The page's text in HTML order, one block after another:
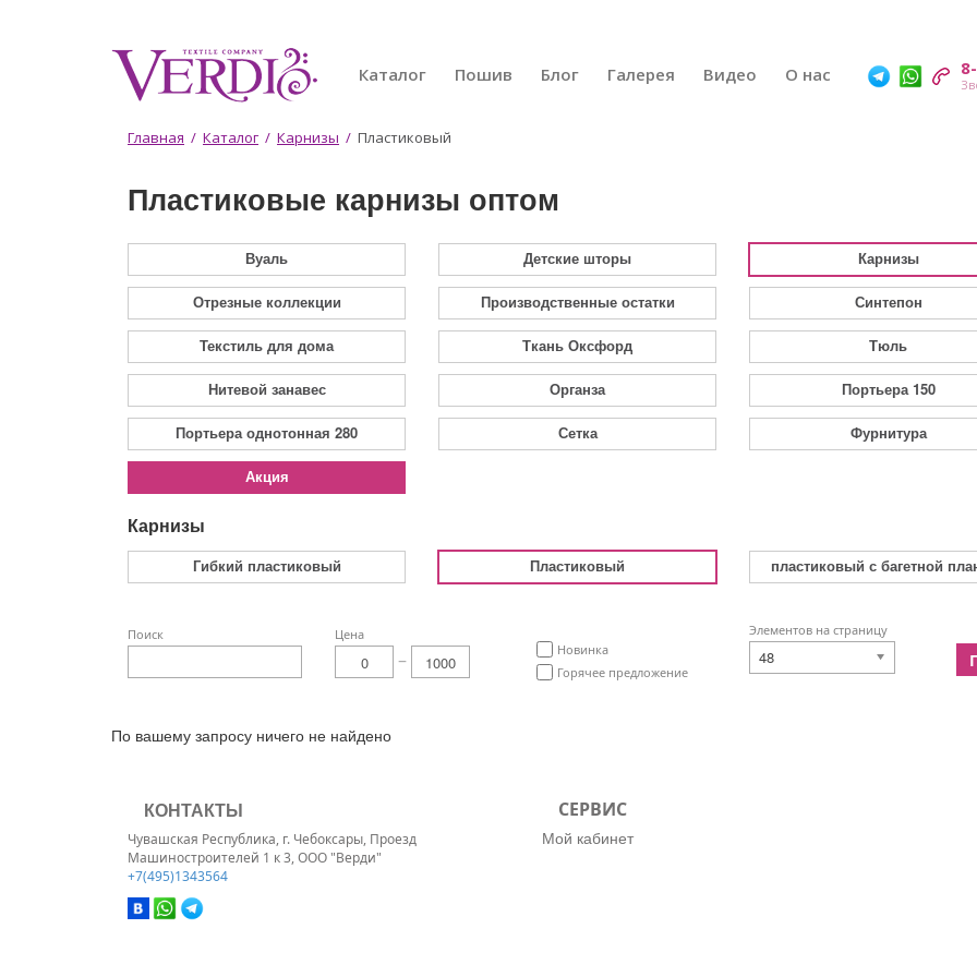
Каталог Пошив Блог Галерея Видео О нас
Вы
Главная / Каталог / Карнизы / Пластиковый
Пластиковые карнизы оптом
Вуаль Детские шторы Карнизы
Отрезные коллекции Производственные остатки Синтепон
Текстиль для дома Ткань Оксфорд Тюль
Нитевой занавес Органза Портьера 150
Портьера однотонная 280 Сетка Фурнитура
Акция
Карнизы
Гибкий пластиковый Пластиковый пластиковый с багетной
Поиск
Цена
Новинка
Горячее предложение
Элементов на страницу
48
По вашему запросу ничего не найдено
КОНТАКТЫ
Чувашская Республика, г. Чебоксары, Проезд
Машиностроителей 1 к 3, ООО "Верди"
+7(495)1343564
СЕРВИС
Мой кабинет